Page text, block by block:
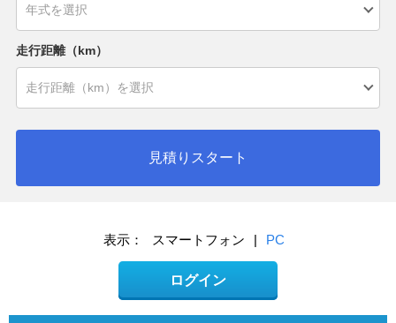
走行距離（km）
見積りスタート
表示： スマートフォン | PC
ログイン